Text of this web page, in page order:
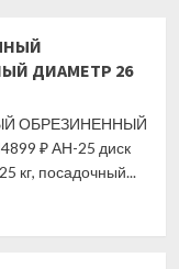
ДИАМЕТР 26
ОБРЕЗИНЕННЫЙ
₽ АН-25 диск
кг, посадочный...